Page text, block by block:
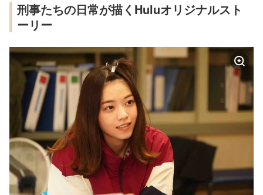
刑事たちの日常が描くHuluオリジナルスト
ーリー